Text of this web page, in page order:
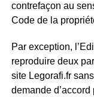
contrefaçon au
Code de la
Par exception,
reproduire deux
site Legorafi.fr
demande